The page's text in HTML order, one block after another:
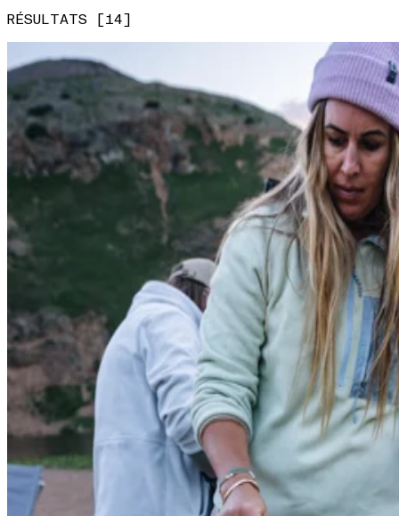
RÉSULTATS [14]